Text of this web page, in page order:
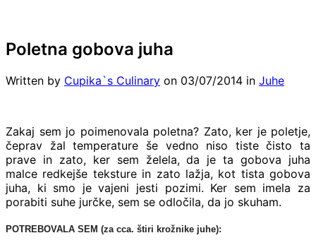
Poletna gobova juha
Written by Cupika`s Culinary on 03/07/2014 in Juhe
Zakaj sem jo poimenovala poletna? Zato, ker je poletje,
čeprav žal temperature še vedno niso tiste čisto ta
prave in zato, ker sem želela, da je ta gobova juha
malce redkejše teksture in zato lažja, kot tista gobova
juha, ki smo je vajeni jesti pozimi. Ker sem imela za
porabiti suhe jurčke, sem se odločila, da jo skuham.
POTREBOVALA SEM (za cca. štiri krožnike juhe):